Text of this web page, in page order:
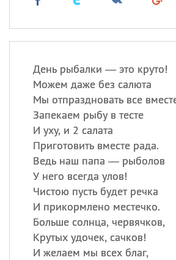
День рыбалки — это круто!
Можем даже без салюта
Мы отпраздновать все
Запекаем рыбу в тесте
И уху, и 2 салата
Приготовить вместе рада.
Ведь наш папа — рыболов
У него всегда улов!
Чистою пусть будет речка
И прикормлено местечко.
Больше солнца, червячков,
Крутых удочек, сачков!
И желаем мы всех благ,